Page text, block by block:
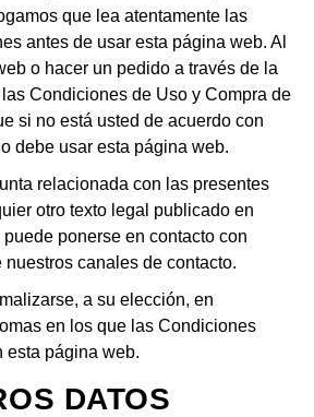
que lea atentamente las
antes de usar esta página web. Al
o hacer un pedido a través de la
Condiciones de Uso y Compra de
si no está usted de acuerdo con
debe usar esta página web.
relacionada con las presentes
otro texto legal publicado en
ponerse en contacto con
nuestros canales de contacto.
a su elección, en
en los que las Condiciones
esta página web.
DATOS